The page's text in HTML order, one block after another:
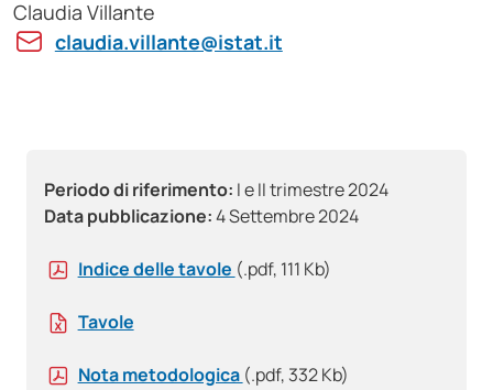
Periodo di riferimento: I e II trimestre 2024
Data pubblicazione:4 Settembre 2024
Indice delle tavole (.pdf, 111 Kb)
Tavole
Nota metodologica (.pdf, 332 Kb)
Claudia Villante
claudia.villante@istat.it